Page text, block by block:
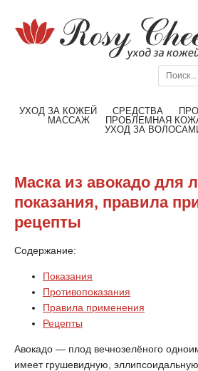
УХОД ЗА КОЖЕЙ СРЕДСТВА
МАССАЖ
ПРОБЛЕМНАЯ
УХОД ЗА
Маска из авокадо для
показания, правила
рецепты
Содержание:
Показания
Противопоказания
Правила применения
Рецепты
Авокадо — плод вечнозелёного
имеет грушевидную,